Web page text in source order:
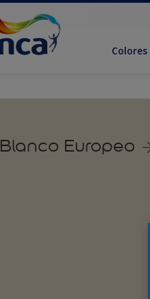
Colores
Blanco Europeo